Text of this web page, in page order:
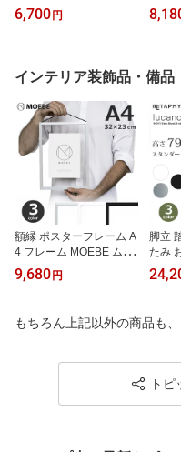
庭 家庭菜園 枠 花壇 園芸
畑 囲い フレーム 木製 日
ザイン 送料無料 大型 プ
ランター 簡単 ガーデニ
ング 長方形 野菜 立
6,700 円
庭 家
畑 囲
デザ
プラ
ニン
インテリア装飾品・備品
額縁 ポスターフレーム A
4 フレーム MOEBE ムー
ベ 透明 写真立て 壁掛け
サイズ 32×23cm アクリ
れ ポスター オーク アル
ミ カラー 額 送料無料 ラ
インテリア アンティーク
9,680 円
脚立
たみ
テッ
ys メ
ラッ
料 自
具 敬
立つ
もちろん上記以外の商品も
ト